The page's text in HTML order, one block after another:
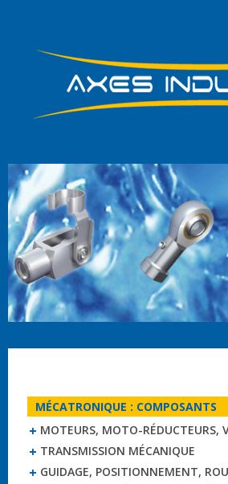
MÉCATRONIQUE : COMPOSANTS
MOTEURS, MOTO-RÉDUCTEURS,
TRANSMISSION MÉCANIQUE
GUIDAGE, POSITIONNEMENT,